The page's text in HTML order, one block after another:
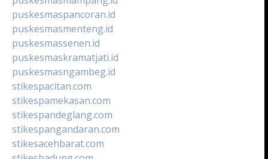
puskesmaspancoran.id
puskesmasmenteng.id
puskesmassenen.id
puskesmaskramatjati.id
puskesmasngambeg.id
stikespacitan.com
stikespamekasan.com
stikespandeglang.com
stikespangandaran.com
stikesacehbarat.com